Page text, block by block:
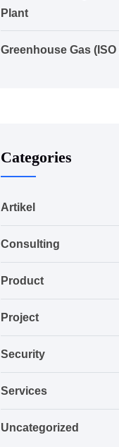
Plant
Greenhouse Gas (ISO
Categories
Artikel
Consulting
Product
Project
Security
Services
Uncategorized